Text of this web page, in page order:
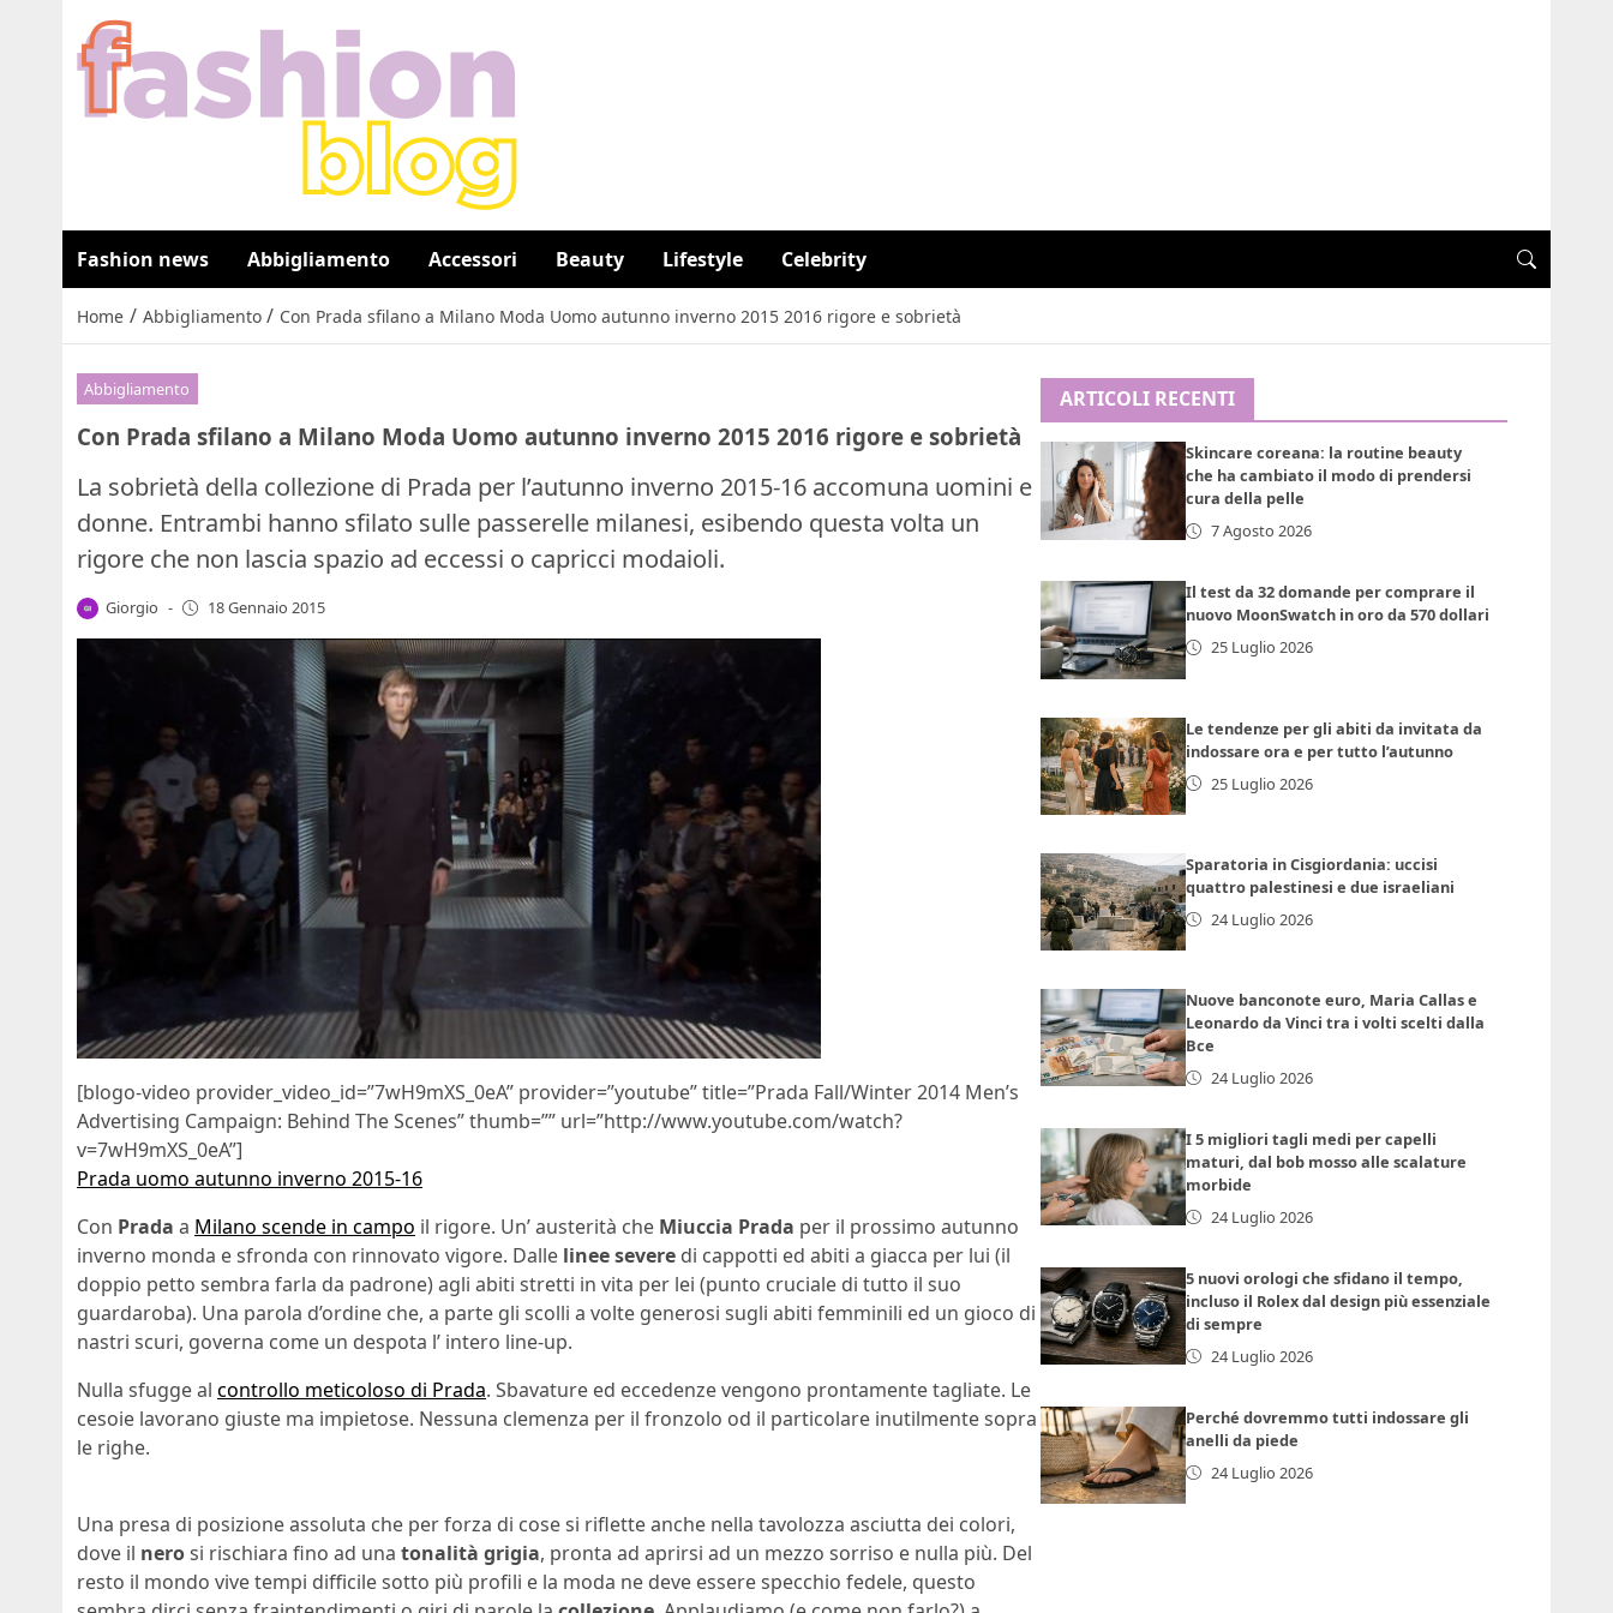
Fashion news Abbigliamento Accessori Beauty Lifestyle Celebrity
Home / Abbigliamento / Con Prada sfilano a Milano Moda Uomo autunno inverno 2015 2016 rigore e sobrietà
Abbigliamento
Con Prada sfilano a Milano Moda Uomo autunno inverno 2015 2016 rigore e sobrietà
La sobrietà della collezione di Prada per l’autunno inverno 2015-16 accomuna uomini e
donne. Entrambi hanno sfilato sulle passerelle milanesi, esibendo questa volta un
rigore che non lascia spazio ad eccessi o capricci modaioli.
Giorgio - 18 Gennaio 2015
[blogo-video provider_video_id=”7wH9mXS_0eA” provider=”youtube” title=”Prada Fall/Winter 2014 Men’s
Advertising Campaign: Behind The Scenes” thumb=”” url=”http://www.youtube.com/watch?
v=7wH9mXS_0eA”]
Prada uomo autunno inverno 2015-16
Con Prada a Milano scende in campo il rigore. Un’ austerità che Miuccia Prada per il prossimo autunno
inverno monda e sfronda con rinnovato vigore. Dalle linee severe di cappotti ed abiti a giacca per lui (il
doppio petto sembra farla da padrone) agli abiti stretti in vita per lei (punto cruciale di tutto il suo
guardaroba). Una parola d’ordine che, a parte gli scolli a volte generosi sugli abiti femminili ed un gioco di
nastri scuri, governa come un despota l’ intero line-up.
Nulla sfugge al controllo meticoloso di Prada. Sbavature ed eccedenze vengono prontamente tagliate. Le
cesoie lavorano giuste ma impietose. Nessuna clemenza per il fronzolo od il particolare inutilmente sopra
le righe.
Una presa di posizione assoluta che per forza di cose si riflette anche nella tavolozza asciutta dei colori,
dove il nerosi rischiara fino ad una tonalità grigia, pronta ad aprirsi ad un mezzo sorriso e nulla più. Del
resto il mondo vive tempi difficile sotto più profili e la moda ne deve essere specchio fedele, questo
ARTICOLI RECENTI
Skincare coreana: la routine beauty
che ha cambiato il modo di prendersi
cura della pelle
7 Agosto 2026
Il test da 32 domande per comprare il
nuovo MoonSwatch in oro da 570 dollari
25 Luglio 2026
Le tendenze per gli abiti da invitata da
indossare ora e per tutto l’autunno
25 Luglio 2026
Sparatoria in Cisgiordania: uccisi
quattro palestinesi e due israeliani
24 Luglio 2026
Nuove banconote euro, Maria Callas e
Leonardo da Vinci tra i volti scelti dalla
Bce
24 Luglio 2026
I 5 migliori tagli medi per capelli
maturi, dal bob mosso alle scalature
morbide
24 Luglio 2026
5 nuovi orologi che sfidano il tempo,
incluso il Rolex dal design più essenziale
di sempre
24 Luglio 2026
Perché dovremmo tutti indossare gli
anelli da piede
24 Luglio 2026